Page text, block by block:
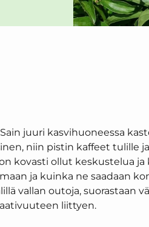
juuri kasvihuoneessa
niin pistin kaffeet tulille
kovasti ollut keskustelua ja
ja kuinka ne saadaan
vallan outoja, suorastaan
liittyen.